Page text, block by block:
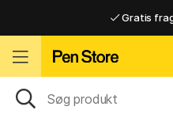
Gratis
Hurtigt til
Hurtigt til